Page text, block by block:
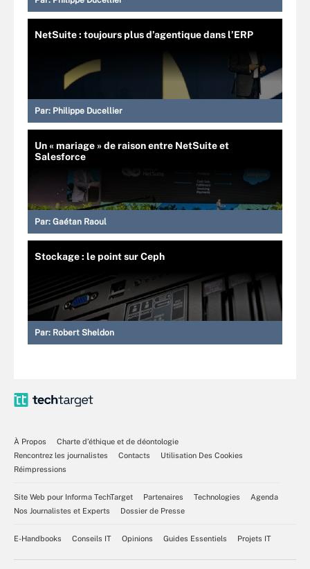
NetSuite : toujours plus d’agentique dans l’ERP
Par: Philippe Ducellier
Un « mariage » de raison entre NetSuite et
Salesforce
Par: Gaétan Raoul
Stockage : le point sur Ceph
Par: Robert Sheldon
À Propos
Charte d’éthique et de déontologie
Rencontrez les journalistes
Contacts
Utilisation Des Cookies
Réimpressions
Site Web pour Informa TechTarget Partenaires Technologies
Agenda
Nos Journalistes et Experts
Dossier de Presse
E-Handbooks Conseils IT Opinions Guides Essentiels Projets IT